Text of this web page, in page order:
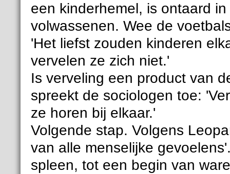
een kinderhemel, is ontaard
volwassenen. Wee de
'Het liefst zouden kinderen
vervelen ze zich niet.'
Is verveling een product van
spreekt de sociologen toe:
ze horen bij elkaar.'
Volgende stap. Volgens
van alle menselijke
spleen, tot een begin van